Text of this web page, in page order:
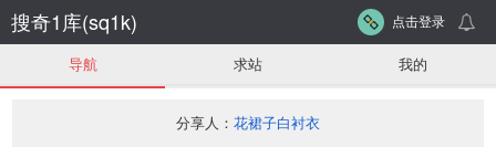
搜奇1库(sq1k) 点击登录
导航 求站 我的
分享人： 花裙子白衬衣